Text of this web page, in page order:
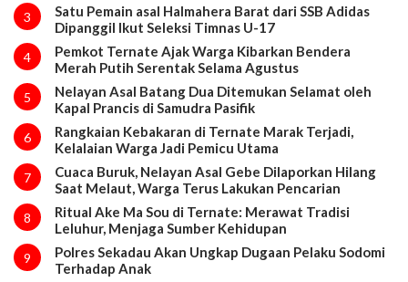
3
Satu Pemain asal Halmahera Barat dari SSB Adidas
Dipanggil Ikut Seleksi Timnas U-17
4
Pemkot Ternate Ajak Warga Kibarkan Bendera
Merah Putih Serentak Selama Agustus
5
Nelayan Asal Batang Dua Ditemukan Selamat oleh
Kapal Prancis di Samudra Pasifik
6
Rangkaian Kebakaran di Ternate Marak Terjadi,
Kelalaian Warga Jadi Pemicu Utama
7
Cuaca Buruk, Nelayan Asal Gebe Dilaporkan Hilang
Saat Melaut, Warga Terus Lakukan Pencarian
8
Ritual Ake Ma Sou di Ternate: Merawat Tradisi
Leluhur, Menjaga Sumber Kehidupan
9
Polres Sekadau Akan Ungkap Dugaan Pelaku Sodomi
Terhadap Anak